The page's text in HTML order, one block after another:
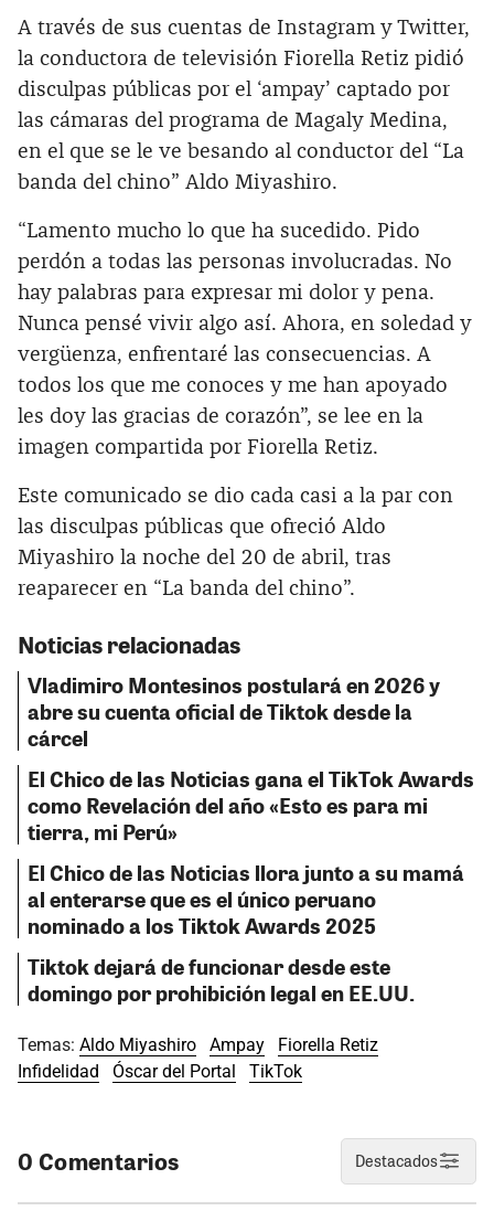
A través de sus cuentas de Instagram y Twitter,
la conductora de televisión Fiorella Retiz pidió
disculpas públicas por el ‘ampay’ captado por
las cámaras del programa de Magaly Medina,
en el que se le ve besando al conductor del “La
banda del chino” Aldo Miyashiro.
“Lamento mucho lo que ha sucedido. Pido
perdón a todas las personas involucradas. No
hay palabras para expresar mi dolor y pena.
Nunca pensé vivir algo así. Ahora, en soledad y
vergüenza, enfrentaré las consecuencias. A
todos los que me conoces y me han apoyado
les doy las gracias de corazón”, se lee en la
imagen compartida por Fiorella Retiz.
Este comunicado se dio cada casi a la par con
las disculpas públicas que ofreció Aldo
Miyashiro la noche del 20 de abril, tras
reaparecer en “La banda del chino”.
Noticias relacionadas
Vladimiro Montesinos postulará en 2026 y
abre su cuenta oficial de Tiktok desde la
cárcel
El Chico de las Noticias gana el TikTok Awards
como Revelación del año «Esto es para mi
tierra, mi Perú»
El Chico de las Noticias llora junto a su mamá
al enterarse que es el único peruano
nominado a los Tiktok Awards 2025
Tiktok dejará de funcionar desde este
domingo por prohibición legal en EE.UU.
Temas: Aldo Miyashiro Ampay
Fiorella Retiz
Infidelidad
Óscar del Portal TikTok
0 Comentarios Destacados